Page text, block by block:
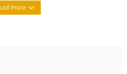
more